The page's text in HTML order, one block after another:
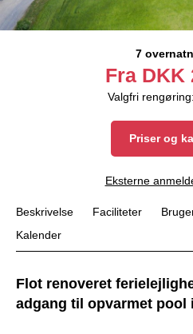
7
Fra DKK
Valgfri
Priser og
Eksterne
Beskrivelse Faciliteter
Kalender
Flot renoveret
adgang til opvarmet pool